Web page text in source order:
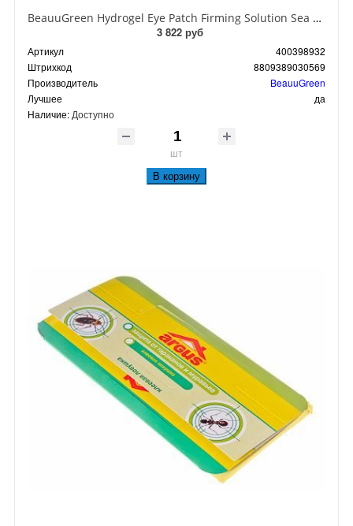
BeauuGreen Hydrogel Eye Patch Firming Solution Sea Cocumber & Black Гидрогелевые патчи для кожи вокруг глаз с экстрактом черного морского огурца 60 шт 90 гр
3 822 руб
Артикул
400398932
Штрихкод
8809389030569
Производитель
BeauuGreen
Лучшее
да
Наличие: Доступно
шт
В корзину